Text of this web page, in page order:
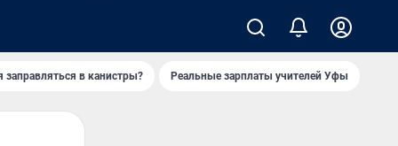
заправляться в канистры? Реальные зарплаты учителей Уфы